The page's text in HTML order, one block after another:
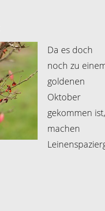
Da es doch
noch zu
goldenen
Oktober
gekommen ist,
machen